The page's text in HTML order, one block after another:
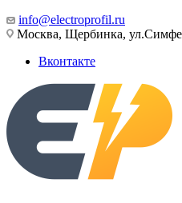
info@electroprofil.ru
Москва, Щербинка,
Вконтакте